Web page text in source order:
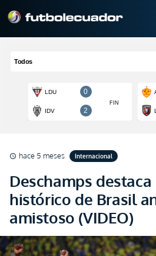
schedule hace 5 meses Internacional
Deschamps
histórico de Brasil
amistoso (VIDEO)